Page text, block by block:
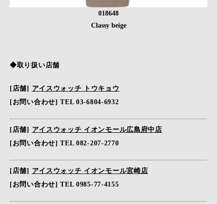
018648
Classy beige
◆取り扱い店舗
[店舗] アイスウォッチ トウキョウ
[お問い合わせ] TEL 03-6804-6932
[店舗] アイスウォッチ イオンモール広島府中店
[お問い合わせ] TEL 082-207-2770
[店舗] アイスウォッチ イオンモール宮崎店
[お問い合わせ] TEL 0985-77-4155